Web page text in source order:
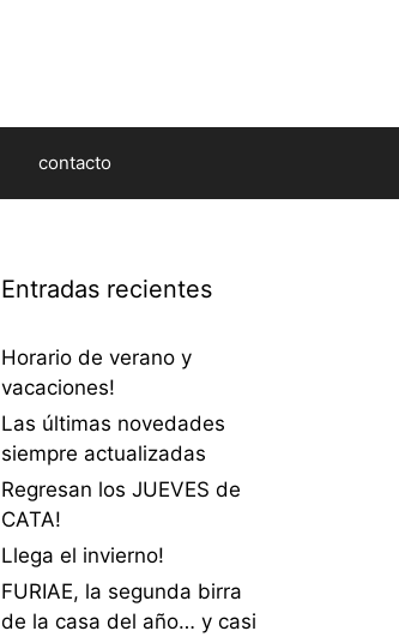
contacto
Entradas recientes
Horario de verano y
vacaciones!
Las últimas novedades
siempre actualizadas
Regresan los JUEVES de
CATA!
Llega el invierno!
FURIAE, la segunda birra
de la casa del año… y casi